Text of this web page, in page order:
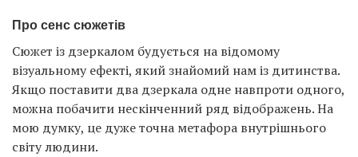
Про сенс сюжетів
Сюжет із дзеркалом будується на відомому
візуальному ефекті, який знайомий нам із дитинства.
Якщо поставити два дзеркала одне навпроти одного,
можна побачити нескінченний ряд відображень. На
мою думку, це дуже точна метафора внутрішнього
світу людини.